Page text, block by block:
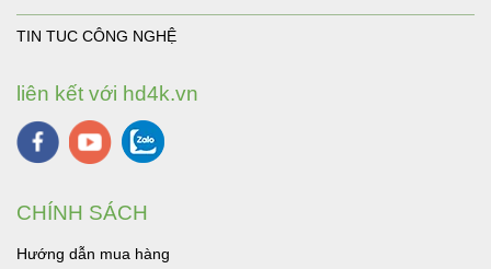
TIN TUC CÔNG NGHỆ
liên kết với hd4k.vn
CHÍNH SÁCH
Hướng dẫn mua hàng